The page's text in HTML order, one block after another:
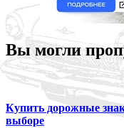
Вы могли
Купить дорожные
выборе